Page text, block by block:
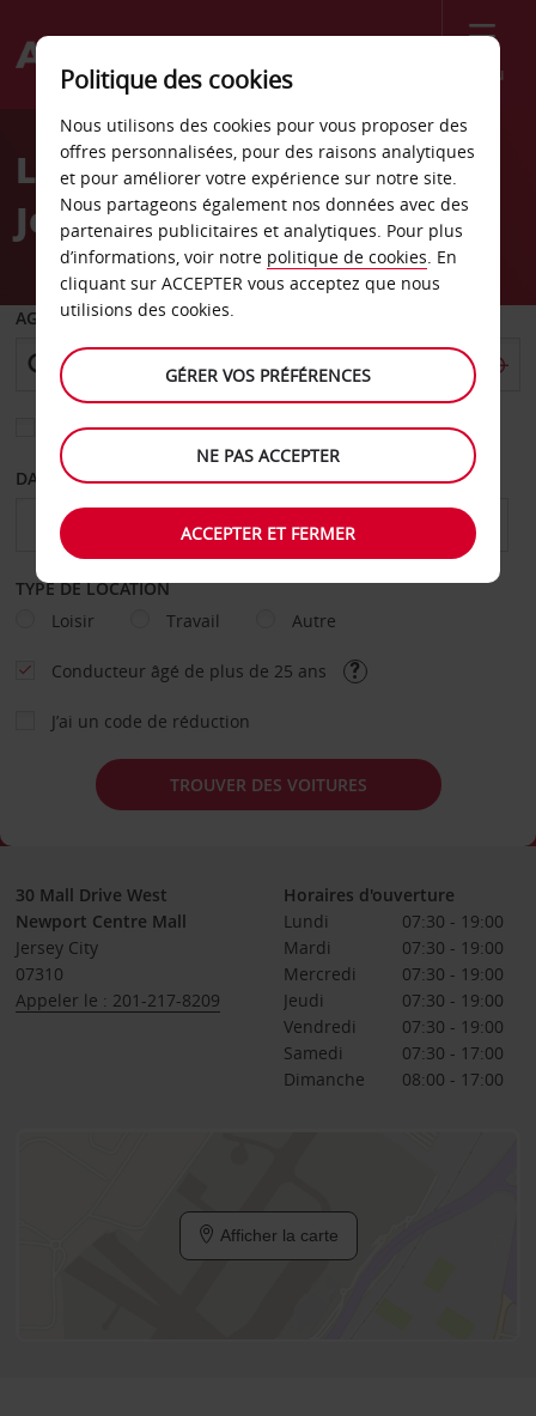
Menu
Welcome
AvisLocation de voiture
Jersey - Ville
AGENCE DE DÉPART
Sélectionnez une autre agence de retour
DATE DE DÉPART DATE DE RETOUR
TYPE DE LOCATION
Loisir
Travail Autre
Conducteur âgé de plus de 25 ans
J’ai un code de réduction
TROUVER DES VOITURES
30 Mall Drive West
Newport Centre Mall
Jersey City
07310
Appeler le : 201-217-8209
Horaires d'ouverture
Lundi
07:30 - 19:00
Mardi
07:30 - 19:00
Mercredi
07:30 - 19:00
Jeudi
07:30 - 19:00
Vendredi
07:30 - 19:00
Samedi
07:30 - 17:00
Dimanche
08:00 - 17:00
Afficher la carte
Politique des cookies
Nous utilisons des cookies pour vous proposer des
offres personnalisées, pour des raisons analytiques
et pour améliorer votre expérience sur notre site.
Nous partageons également nos données avec des
partenaires publicitaires et analytiques. Pour plus
d’informations, voir notre politique de cookies. En
cliquant sur ACCEPTER vous acceptez que nous
utilisions des cookies.
GÉRER VOS PRÉFÉRENCES
NE PAS ACCEPTER
ACCEPTER ET FERMER